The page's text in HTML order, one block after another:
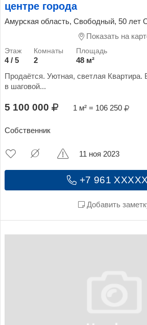
центре города
Амурская область, Свободный, 50 лет
Показать на
4 / 5 2
48 м²
Продаётся. Уютная, светлая Квартира.
в шаговой...
5 100 000 1 м² = 106 250
Собственник
+7 961
Добавить
11 ноя 2023